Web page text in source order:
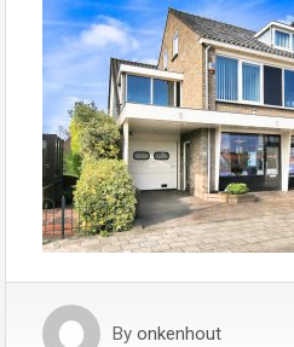
By onkenhout